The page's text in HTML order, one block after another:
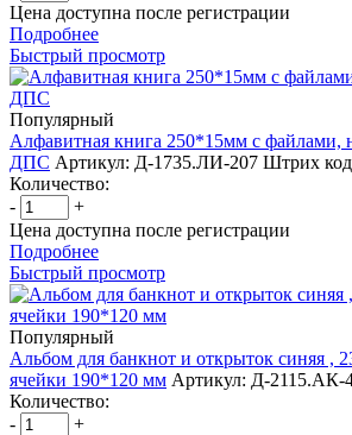
Цена доступна после регистрации
Подробнее
Быстрый просмотр
Популярный
Алфавитная книга 250*15мм с файлами,
ДПС Артикул: Д-1735.ЛИ-207 Штрих
Количество:
-
+
Цена доступна после регистрации
Подробнее
Быстрый просмотр
Популярный
Альбом для банкнот и открыток синяя
ячейки 190*120 мм Артикул: Д-2115.АК-
Количество:
-
+